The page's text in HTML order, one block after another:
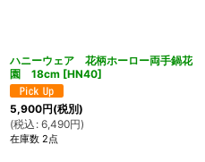
ハニーウェア 花柄ホーロー両手鍋花
園 18cm [HN40]
5,900円(税別)
(税込 : 6,490円)
在庫数 2点